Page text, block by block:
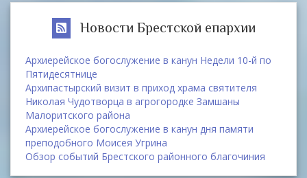
Новости Брестской епархии
Архиерейское богослужение в канун Недели 10-й по
Пятидесятнице
Архипастырский визит в приход храма святителя
Николая Чудотворца в агрогородке Замшаны
Малоритского района
Архиерейское богослужение в канун дня памяти
преподобного Моисея Угрина
Обзор событий Брестского районного благочиния